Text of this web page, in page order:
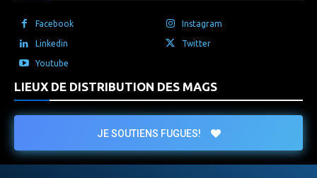
Facebook Instagram
Linkedin Twitter
Youtube
LIEUX DE DISTRIBUTION DES MAGS
JE SOUTIENS FUGUES!